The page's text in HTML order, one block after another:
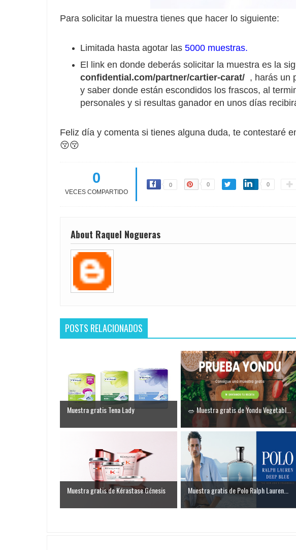
Para solicitar la muestra tienes que hacer lo siguiente:
Limitada hasta agotar las 5000 muestras.
El link en donde deberás solicitar la muestra es la
confidential.com/partner/cartier-carat/ , harás un
y saber donde están escondidos los frascos, al
personales y si resultas ganador en unos días
Feliz día y comenta si tienes alguna duda, te contestaré
😚😚
0
VECES COMPARTIDO
0 0 0
About Raquel Nogueras
POSTS RELACIONADOS
Muestra gratis Tena Lady 🥗 Muestra gratis de Yondu Vegetabl...
Muestra gratis de Kérastase Génesis Muestra gratis de Polo Ralph Lauren...